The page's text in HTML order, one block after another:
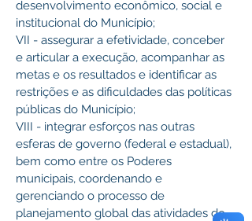
desenvolvimento econômico, social e
institucional do Município;
VII - assegurar a efetividade, conceber
e articular a execução, acompanhar as
metas e os resultados e identificar as
restrições e as dificuldades das políticas
públicas do Município;
VIII - integrar esforços nas outras
esferas de governo (federal e estadual),
bem como entre os Poderes
municipais, coordenando e
gerenciando o processo de
planejamento global das atividades do